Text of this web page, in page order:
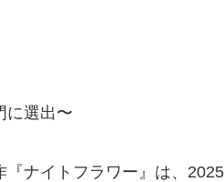
に選出〜
ナイトフラワー』は、